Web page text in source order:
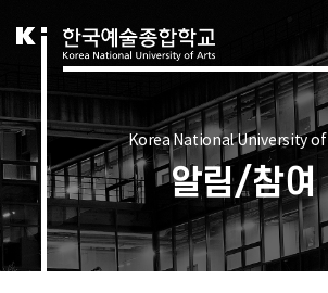
Korea National University
알림/참여